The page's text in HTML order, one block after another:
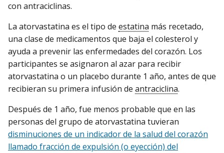
con antraciclinas.
La atorvastatina es el tipo de estatina más recetado,
una clase de medicamentos que baja el colesterol y
ayuda a prevenir las enfermedades del corazón. Los
participantes se asignaron al azar para recibir
atorvastatina o un placebo durante 1 año, antes de que
recibieran su primera infusión de antraciclina.
Después de 1 año, fue menos probable que en las
personas del grupo de atorvastatina tuvieran
disminuciones de un indicador de la salud del corazón
llamado fracción de expulsión (o eyección) del